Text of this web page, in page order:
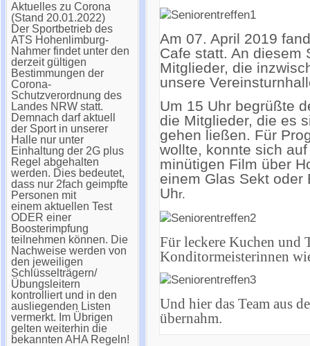
Aktuelles zu Corona
(Stand 20.01.2022)
Der Sportbetrieb des
ATS Hohenlimburg-
Nahmer findet unter den
derzeit gültigen
Bestimmungen der
Corona-
Schutzverordnung des
Landes NRW statt.
Demnach darf aktuell
der Sport in unserer
Halle nur unter
Einhaltung der 2G plus
Regel abgehalten
werden. Dies bedeutet,
dass nur 2fach geimpfte
Personen mit
einem aktuellen Test
ODER einer
Boosterimpfung
teilnehmen können. Die
Nachweise werden von
den jeweiligen
Schlüsselträgern/
Übungsleitern
kontrolliert und in den
ausliegenden Listen
vermerkt. Im Übrigen
gelten weiterhin die
bekannten AHA Regeln!
Am 07. April 2019
Cafe statt. An diesem
Mitglieder, die
unsere
Um 15 Uhr begrüßte
die Mitglieder, die es
gehen ließen. Für
wollte, konnte sich
minütigen Film über
einem Glas Sekt oder
Uhr.
Für leckere Kuchen und
Konditormeisterinnen
Und hier das Team aus
übernahm.